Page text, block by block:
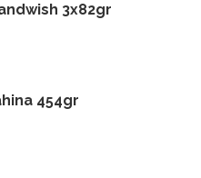
3x82gr
454gr